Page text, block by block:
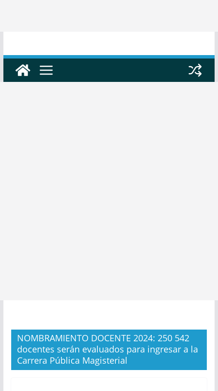
NOMBRAMIENTO DOCENTE 2024: 250 542
docentes serán evaluados para ingresar a la
Carrera Pública Magisterial